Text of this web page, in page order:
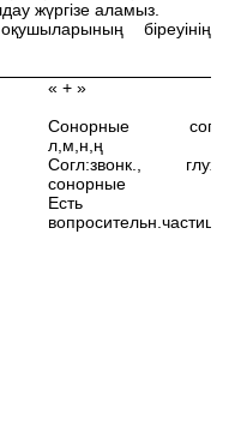
жүргізе аламыз.
біреуінің
« + »
Сонорные согл:
л,м,н,ң
Согл:звонк., глух.,
сонорные
Есть
вопросительн.частицы